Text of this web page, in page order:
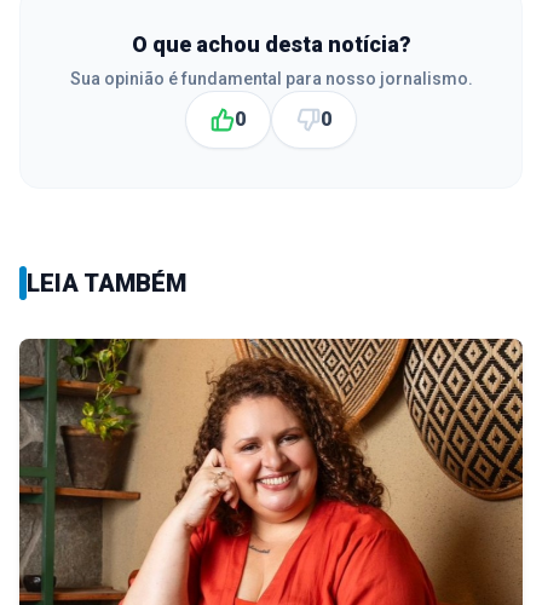
O que achou desta notícia?
Sua opinião é fundamental para nosso jornalismo.
0 0
LEIA TAMBÉM